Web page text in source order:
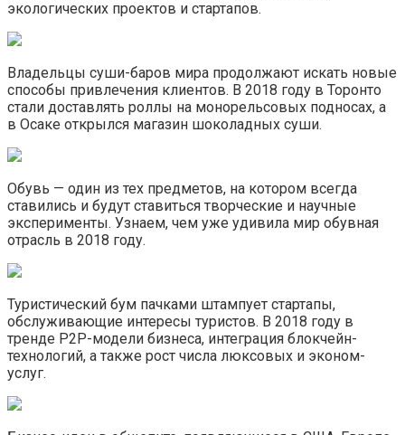
экологических проектов и стартапов.
Владельцы суши-баров мира продолжают искать новые
способы привлечения клиентов. В 2018 году в Торонто
стали доставлять роллы на монорельсовых подносах, а
в Осаке открылся магазин шоколадных суши.
Обувь — один из тех предметов, на котором всегда
ставились и будут ставиться творческие и научные
эксперименты. Узнаем, чем уже удивила мир обувная
отрасль в 2018 году.
Туристический бум пачками штампует стартапы,
обслуживающие интересы туристов. В 2018 году в
тренде P2P-модели бизнеса, интеграция блокчейн-
технологий, а также рост числа люксовых и эконом-
услуг.